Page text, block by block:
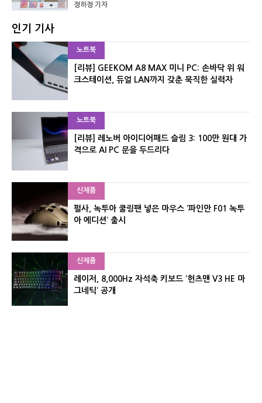
정하정 기자
인기 기사
노트북
[리뷰] GEEKOM A8 MAX 미니 PC: 손바닥 위 워
크스테이션, 듀얼 LAN까지 갖춘 묵직한 실력자
노트북
[리뷰] 레노버 아이디어패드 슬림 3: 100만 원대 가
격으로 AI PC 문을 두드리다
신제품
펄사, 녹투아 쿨링팬 넣은 마우스 ‘파인만 F01 녹투
아 에디션’ 출시
신제품
레이저, 8,000Hz 자석축 키보드 ‘헌츠맨 V3 HE 마
그네틱’ 공개